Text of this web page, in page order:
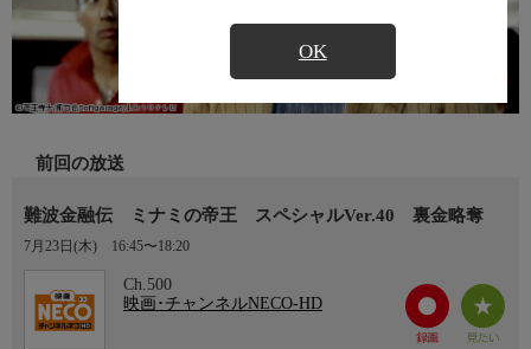
OK
前回の放送
難波金融伝 ミナミの帝王 スペシャルVer.40 裏金略奪
7月23日(木) 16:45〜18:20
Ch.500
映画･チャンネルNECO-HD